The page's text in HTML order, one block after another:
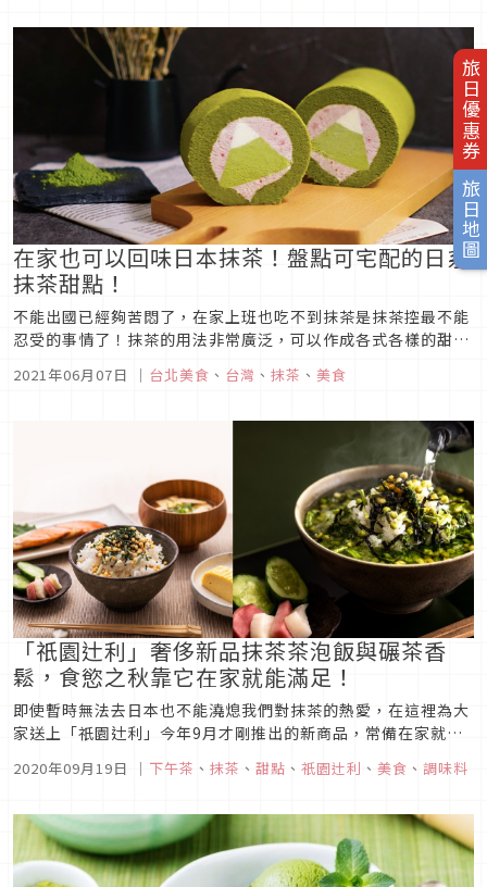
旅日優惠券
旅日地圖
在家也可以回味日本抹茶！盤點可宅配的日系
抹茶甜點！
不能出國已經夠苦悶了，在家上班也吃不到抹茶是抹茶控最不能
忍受的事情了！抹茶的用法非常廣泛，可以作成各式各樣的甜
點！由於大部分的甜點因為保鮮以及要顧甜點形象的關係，沒辦
法外送服務，但沒關係，這裡介紹到的都有宅配服務喔！在家也
2021年06月07日 ｜ 台北美食 、 台灣 、 抹茶 、 美食
「祇園辻利」奢侈新品抹茶茶泡飯與碾茶香
鬆，食慾之秋靠它在家就能滿足！
即使暫時無法去日本也不能澆熄我們對抹茶的熱愛，在這裡為大
家送上「祇園辻利」今年9月才剛推出的新商品，常備在家就能
隨時吃到奢侈的「抹茶茶泡飯」與「碾茶香鬆」，在季節轉換之
際來碗熱呼呼的暖胃正是適合。另外也有幾樣常溫甜點想推薦給
「祇園辻利」抹茶茶泡...
2020年09月19日 ｜ 下午茶 、 抹茶 、 甜點 、 祇園辻利 、 美食 、 調味料